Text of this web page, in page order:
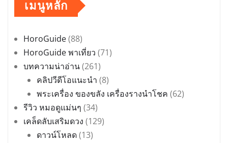
สะเดาะเคราะห์
เรื่องอัพเดทล่าสุด